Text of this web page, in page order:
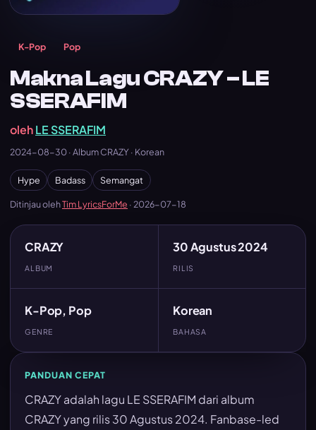
K-Pop Pop
Makna Lagu CRAZY – LE
SSERAFIM
olehLE SSERAFIM
2024-08-30 · Album CRAZY · Korean
Hype Badass Semangat
Ditinjau olehTim LyricsForMe ·2026-07-18
CRAZY
ALBUM
30 Agustus 2024
RILIS
K-Pop, Pop
GENRE
Korean
BAHASA
PANDUAN CEPAT
CRAZY adalah lagu LE SSERAFIM dari album
CRAZY yang rilis 30 Agustus 2024. Fanbase-led